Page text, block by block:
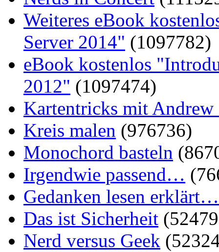
Weiteres eBook
Server 2014" (1097782)
eBook kostenlos
2012" (1097474)
Kartentricks mit
Kreis malen (976736)
Monochord basteln
Irgendwie passend…
Gedanken lesen erklärt…
Das ist Sicherheit
Nerd versus Geek